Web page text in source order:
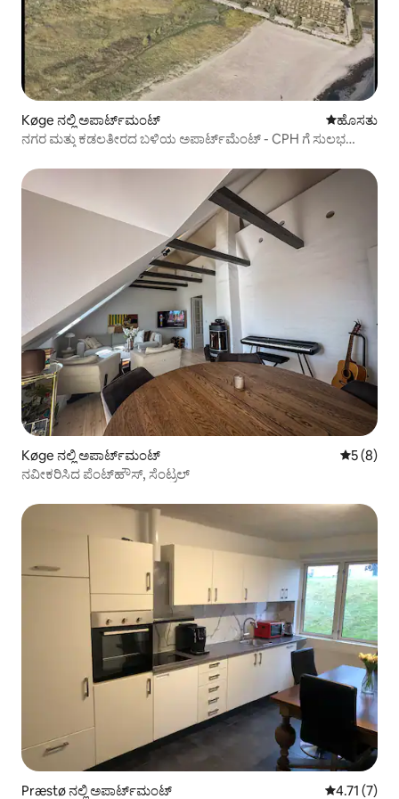
Køge ನಲ್ಲಿ ಅಪಾರ್ಟ್‌ಮಂಟ್ ವಾಸ್ತವ್ಯ
ಹೊಸತು
ನಗರ ಮತ್ತು ಕಡಲತೀರದ ಬಳಿಯ ಅಪಾರ್ಟ್‌ಮೆಂಟ್ - CPH ಗೆ ಸುಲಭ
Køge ನಲ್ಲಿ ಅಪಾರ್ಟ್‌ಮಂಟ್ 5 ರಲ್ಲಿ 5
5 (8)
ನವೀಕರಿಸಿದ ಪೆಂಟ್‌ಹೌಸ್, ಸೆಂಟ್ರಲ್
Præstø ನಲ್ಲಿ ಅಪಾರ್ಟ್‌ಮಂಟ್ 5 ರಲ್ಲಿ 4.71
4.71 (7)